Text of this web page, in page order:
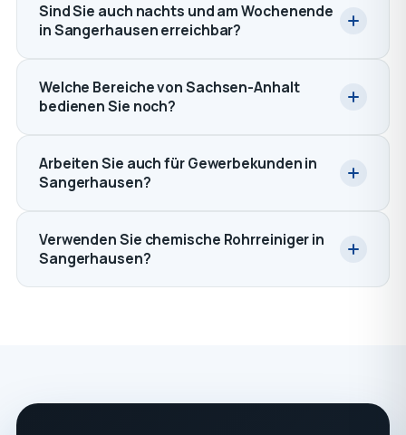
Sind Sie auch nachts und am Wochenende
in Sangerhausen erreichbar?
Welche Bereiche von Sachsen-Anhalt
bedienen Sie noch?
Arbeiten Sie auch für Gewerbekunden in
Sangerhausen?
Verwenden Sie chemische Rohrreiniger in
Sangerhausen?